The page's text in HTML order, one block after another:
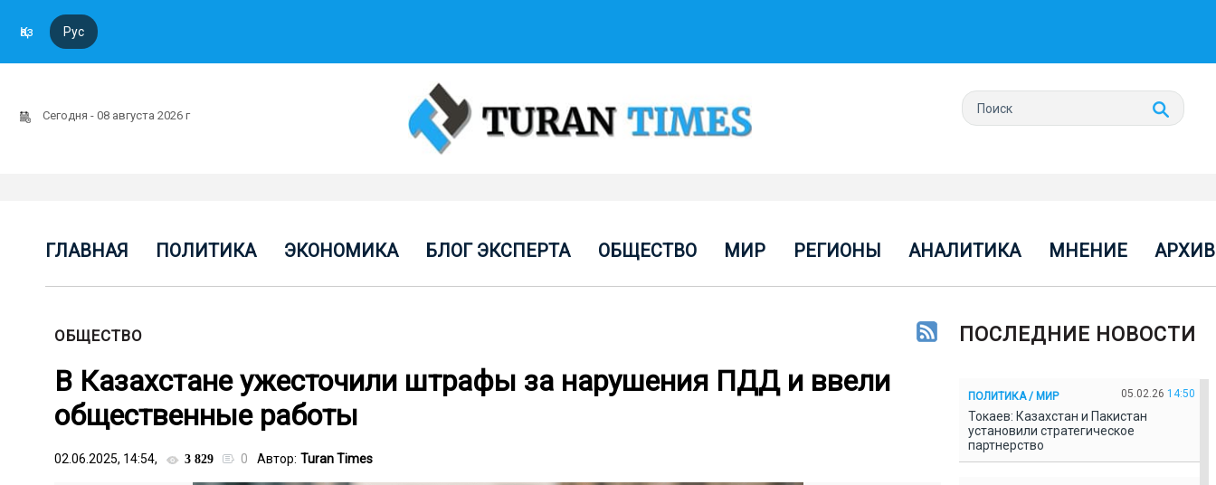
Қаз Рус
Сегодня - 08 августа 2026 г
ГЛАВНАЯ ПОЛИТИКА ЭКОНОМИКА БЛОГ ЭКСПЕРТА ОБЩЕСТВО МИР РЕГИОНЫ АНАЛИТИКА МНЕНИЕ АРХИВ
ОБЩЕСТВО
В Казахстане ужесточили штрафы за нарушения ПДД и ввели
общественные работы
02.06.2025, 14:54, 3 829 0 Автор: Turan Times
ПОСЛЕДНИЕ НОВОСТИ
ПОЛИТИКА / МИР 05.02.26 14:50
Токаев: Казахстан и Пакистан
установили стратегическое
партнерство